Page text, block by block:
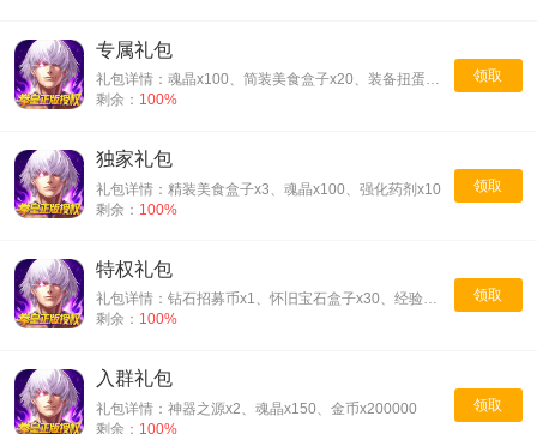
领取
专属礼包
礼包详情：魂晶x100、简装美食盒子x20、装备扭蛋机币x2
剩余： 100%
领取
独家礼包
礼包详情：精装美食盒子x3、魂晶x100、强化药剂x10
剩余： 100%
领取
特权礼包
礼包详情：钻石招募币x1、怀旧宝石盒子x30、经验可可棒（大）x10
剩余： 100%
领取
入群礼包
礼包详情：神器之源x2、魂晶x150、金币x200000
剩余： 100%